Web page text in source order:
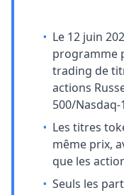
• Le 12 juin
programme
trading de
actions
500/Nasdaq-
• Les titres
même prix,
que les
• Seuls les